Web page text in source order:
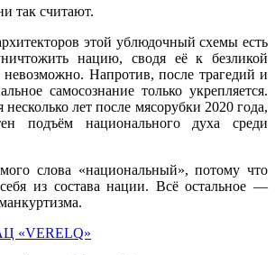
так считают.
этой ублюдочный схемы есть
нацию, сводя её к безликой
невозможно. Напротив, после трагедий и
самосознание только укрепляется.
несколько лет после мясорубки 2020 года,
подъём национального духа среди
слова «национальный», потому что
из состава нации. Всё остальное —
«VERELQ»